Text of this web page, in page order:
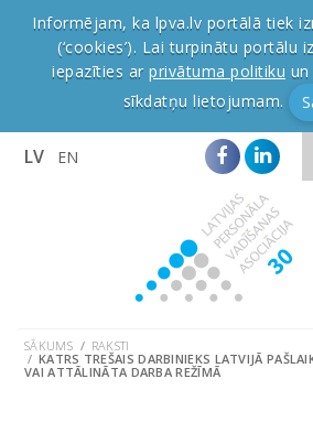
Informējam, ka lpva.lv portālā tiek
(‘cookies’). Lai turpinātu portālu
iepazīties ar privātuma politiku
sīkdatņu lietojumam.
LV EN
SĀKUMS
RAKSTI
KATRS TREŠAIS DARBINIEKS LATVIJĀ
VAI ATTĀLINĀTA DARBA REŽĪMĀ